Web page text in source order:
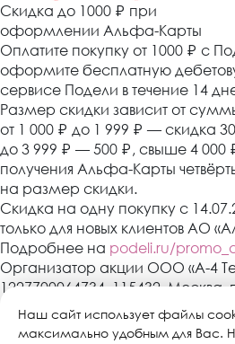
Наш сайт использует файлы
максимально удобным для Вас.
Cкидка до 1000 ₽ при
оформлении Альфа-Карты
Оплатите покупку от 1000 ₽ с
оформите бесплатную
сервисе Подели в течение 14
Размер скидки зависит от
от 1 000 ₽ до 1 999 ₽ — скидка
до 3 999 ₽ — 500 ₽ , свыше 4 000
получения Альфа-Карты
на размер скидки.
Скидка на одну покупку с
только для новых клиентов АО
Подробнее на podeli.ru/
Организатор акции ООО «А-4
1227700064734, 115432, Москва,
3, эт./пом./ком. 9/XIV/1. АО
Генеральная лицензия банка